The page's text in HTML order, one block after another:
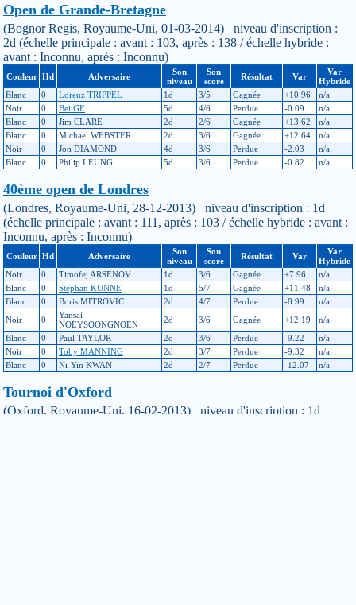
Open de Grande-Bretagne
(Bognor Regis, Royaume-Uni, 01-03-2014) niveau d'inscription :
2d (échelle principale : avant : 103, après : 138 / échelle hybride :
avant : Inconnu, après : Inconnu)
Couleur Hd Adversaire
Son
niveau
Son
score
Résultat Var
Var
Hybride
Blanc
0 Lorenz TRIPPEL 1d 3/5 Gagnée +10.96
n/a
Noir
0 Bei GE 5d 4/6 Perdue -0.09
n/a
Blanc
0 Jim CLARE 2d 2/6 Gagnée +13.62
n/a
Blanc
0 Michael WEBSTER 2d 3/6 Gagnée +12.64
n/a
Noir
0 Jon DIAMOND 4d 3/6 Perdue -2.03
n/a
Blanc
0 Philip LEUNG 5d 3/6 Perdue -0.82 n/a
40ème open de Londres
(Londres, Royaume-Uni, 28-12-2013) niveau d'inscription : 1d
(échelle principale : avant : 111, après : 103 / échelle hybride : avant :
Inconnu, après : Inconnu)
Couleur Hd Adversaire
Son
niveau
Son
score
Résultat Var
Var
Hybride
Noir
0 Timofej ARSENOV 1d 3/6 Gagnée +7.96
n/a
Blanc
0 Stéphan KUNNE 1d 5/7 Gagnée +11.48
n/a
Blanc
0 Boris MITROVIC 2d 4/7 Perdue -8.99
n/a
Noir
0
Yansai
NOEYSOONGNOEN
2d 3/6 Gagnée +12.19
n/a
Blanc
0 Paul TAYLOR 2d 3/6 Perdue -9.22
n/a
Noir
0 Toby MANNING 2d 3/7 Perdue -9.32
n/a
Blanc
0 Ni-Yin KWAN 2d 2/7 Perdue -12.07 n/a
Tournoi d'Oxford
(Oxford, Royaume-Uni, 16-02-2013) niveau d'inscription : 1d